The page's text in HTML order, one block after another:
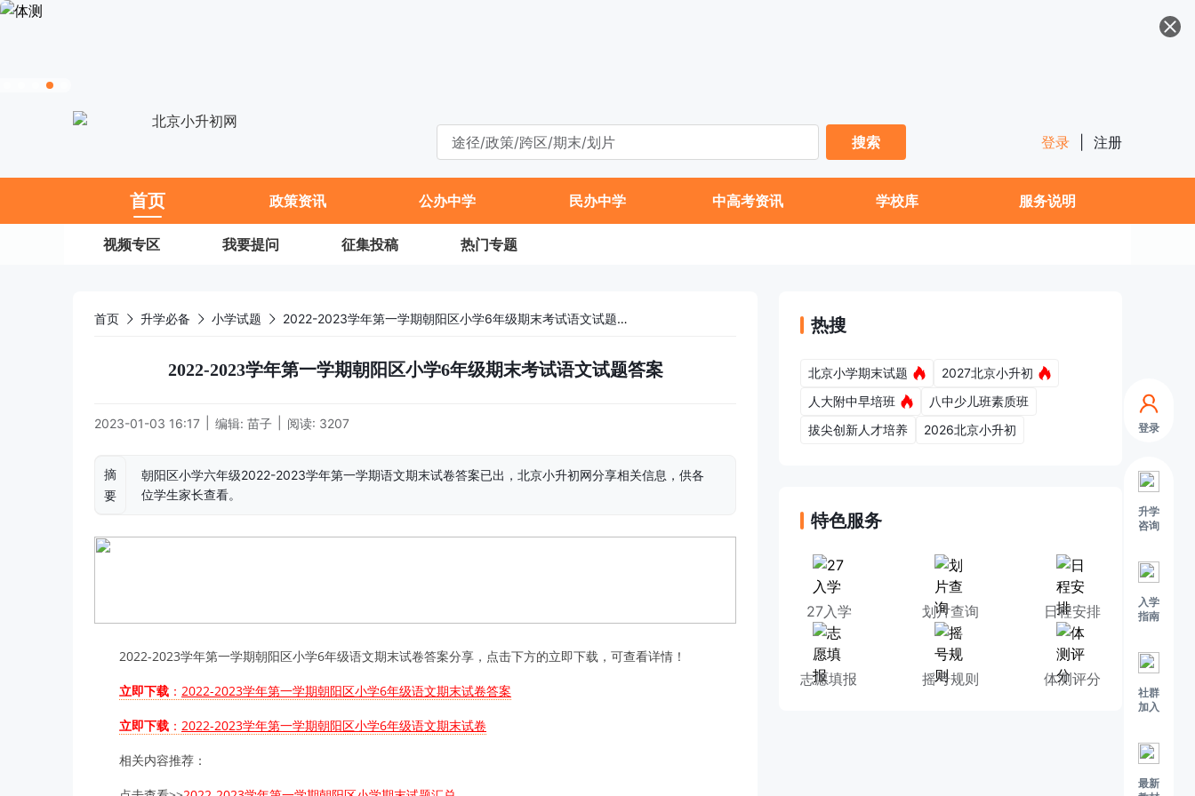
登录
升学
咨询
入学
指南
社群
加入
最新
搜索
登录 注册
首页 政策资讯 公办中学 民办中学 中高考资讯 学校库 服务说明
视频专区 我要提问 征集投稿 热门专题
首页 升学必备 小学试题 2022-2023学年第一学期朝阳区小学6年级期末考试语文试题答案
2022-2023学年第一学期朝阳区小学6年级期末考试语文试题答案
2023-01-03 16:17 编辑: 苗子 阅读: 3207
摘
要
朝阳区小学六年级2022-2023学年第一学期语文期末试卷答案已出，北京小升初网分享相关信息，供各
位学生家长查看。
2022-2023学年第一学期朝阳区小学6年级语文期末试卷答案分享，点击下方的立即下载，可查看详情！
立即下载 ： 2022-2023学年第一学期朝阳区小学6年级语文期末试卷答案
立即下载 ： 2022-2023学年第一学期朝阳区小学6年级语文期末试卷
相关内容推荐：
热搜
北京小学期末试题
2027北京小升初
人大附中早培班
八中少儿班素质班
拔尖创新人才培养
2026北京小升初
特色服务
27入学 划片查询 日程安排
志愿填报 摇号规则 体测评分